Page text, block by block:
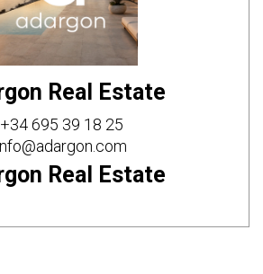
Real Estate
+34 695 39 18 25
Real Estate